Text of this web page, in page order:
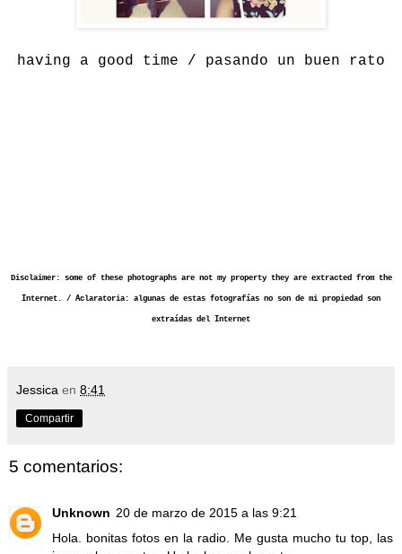
having a good time / pasando un buen rato
Disclaimer: some of these photographs are not my property they are extracted from the
Internet. / Aclaratoria: algunas de estas fotografías no son de mi propiedad son
extraídas del Internet
Jessica en 8:41
Compartir
5 comentarios:
Unknown 20 de marzo de 2015 a las 9:21
Hola. bonitas fotos en la radio. Me gusta mucho tu top, las